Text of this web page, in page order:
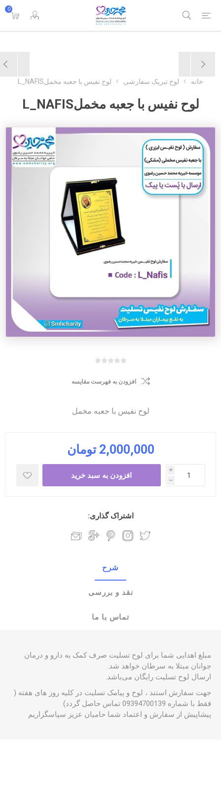
0
خانه لوح تبریک سفارشی لوح نفیس با جعبه مخملL_NAFIS
لوح نفیس با جعبه مخملL_NAFIS
افزودن به فهرست مقایسه
لوح نفیس با جعبه مخمل
2,000,000 تومان
i
h
اشتراک گذاری:
شرح
نقد و بررسی
تماس با ما
مبلغ اهدایی شما برای لوح تسلیت صرف کمک به دارو و درمان
جوانان مبتلا به سرطان خواهد شد.
ارسال لوح تسلیت رایگان می‌باشد.
جهت سفارش استند ، لوح و پیامک تسلیت در کلیه روز های هفته (
فقط با شماره 09394700139 تماس حاصل گردد)
پیشاپیش از سفارش و اعتماد شما حامیان عزیز سپاسگزاریم